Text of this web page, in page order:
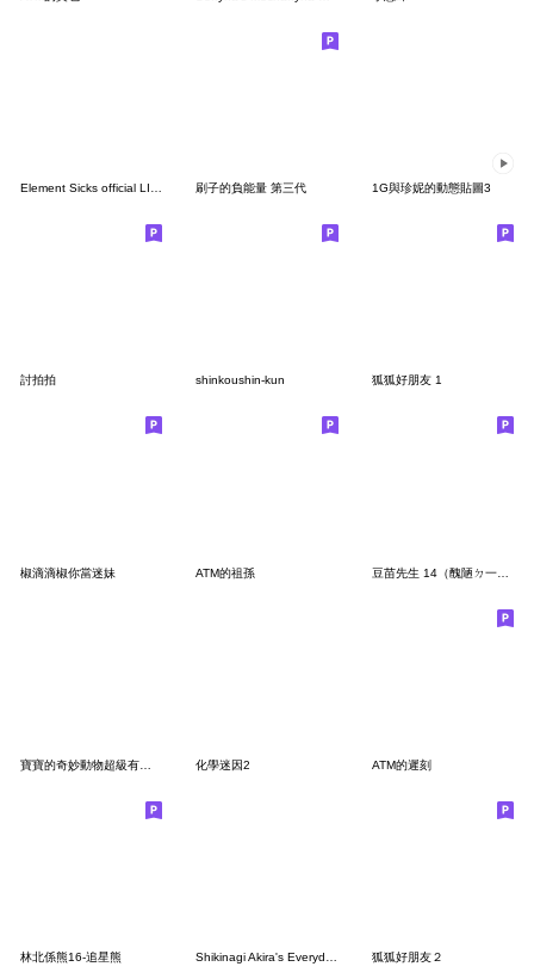
刷子的負能量 第三代 1G與珍妮的動態貼圖3
討拍拍 shinkoushin-kun 狐狐好朋友 1
椒滴滴椒你當迷妹 ATM的祖孫 豆苗先生 14（醜陋ㄉ一面篇）
化學迷因2 ATM的遲刻
林北係熊16-追星熊 Shikinagi Akira's Everyday Stickers 2 狐狐好朋友２